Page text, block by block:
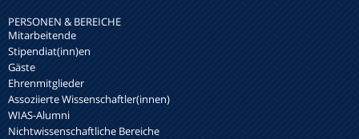
PERSONEN & BEREICHE
Mitarbeitende
Stipendiat(inn)en
Gäste
Ehrenmitglieder
Assoziierte Wissenschaftler(innen)
WIAS-Alumni
Nichtwissenschaftliche Bereiche